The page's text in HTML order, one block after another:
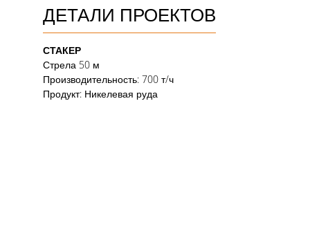
ДЕТАЛИ ПРОЕКТОВ
СТАКЕР
Стрела 50 м
Производительность: 700 т/ч
Продукт: Никелевая руда